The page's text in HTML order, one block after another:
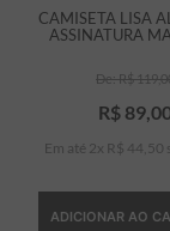
CAMISETA LISA
ASSINATURA
R$119,
R$ 89,
Em até 2 x R$ 44 50
ADICIONAR AO